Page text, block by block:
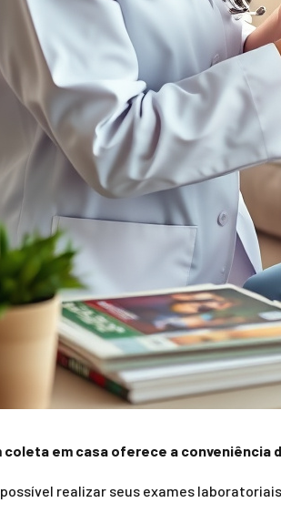
em casa oferece a conveniência
realizar seus exames